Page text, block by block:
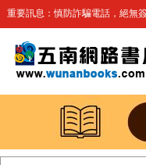
重要訊息：慎防詐騙電話，絕無